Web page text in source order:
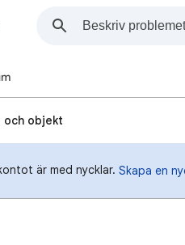
objekt
är med nycklar. Skapa en